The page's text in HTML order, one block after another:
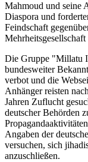
Mahmoud und seine
Diaspora und
Feindschaft
Mehrheitsgesellschaft
Die Gruppe "Millatu
bundesweiter
verbot und die
Anhänger reisten
Jahren Zuflucht
deutscher Behörden
Angaben der
versuchen, sich
anzuschließen.